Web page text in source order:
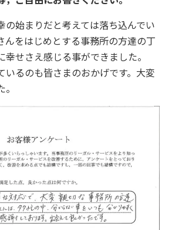
始まりだと考えては落ち込んでい
んをはじめとする事務所の方達の丁
せさえ感じる事ができました。
いるのも皆さまのおかげです。大変